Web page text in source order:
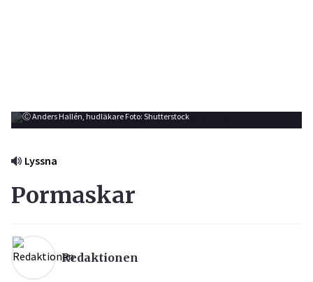
Ⓒ Anders Hallén, hudläkare Foto: Shutterstock
Lyssna
Pormaskar
Redaktionen